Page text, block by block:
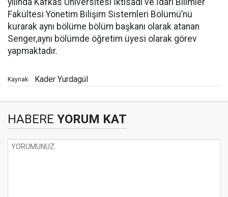
yılında Kafkas Üniversitesi İktisadi ve İdari Bilimler
Fakültesi Yönetim Bilişim Sistemleri Bölümü’nü
kurarak aynı bölüme bölüm başkanı olarak atanan
Senger,aynı bölümde öğretim üyesi olarak görev
yapmaktadır.
Kaynak: Kader Yurdagül
HABERE YORUM KAT